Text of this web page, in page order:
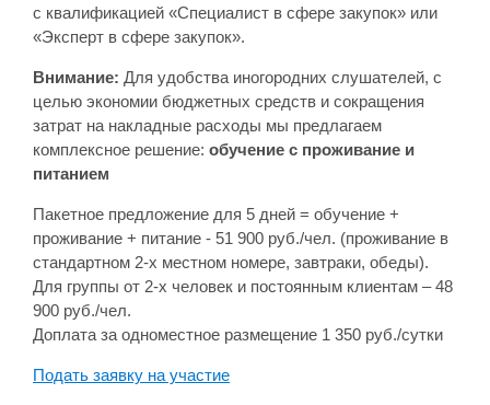
с квалификацией «Специалист в сфере закупок» или
«Эксперт в сфере закупок».
Внимание: Для удобства иногородних слушателей, с
целью экономии бюджетных средств и сокращения
затрат на накладные расходы мы предлагаем
комплексное решение: обучение с проживание и
питанием
Пакетное предложение для 5 дней = обучение +
проживание + питание - 51 900 руб./чел. (проживание в
стандартном 2-х местном номере, завтраки, обеды).
Для группы от 2-х человек и постоянным клиентам – 48
900 руб./чел.
Доплата за одноместное размещение 1 350 руб./сутки
Подать заявку на участие